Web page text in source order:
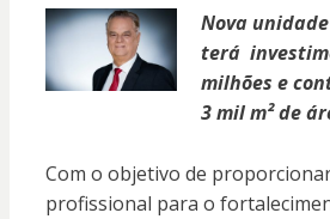
Nova
terá
milhões e
3 mil m² de
Com o objetivo de
profissional para o